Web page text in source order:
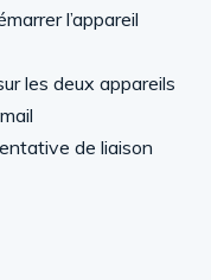
l’appareil
les deux appareils
de liaison